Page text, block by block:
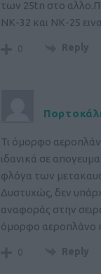
των 25tn στο
ΝΚ-32 και ΝΚ-25
0 Reply
Τι όμορφο
ιδανικά σε
φλόγα των
Δυστυχώς, δεν
αναφοράς στην
όμορφο αεροπλάνο
0 Reply